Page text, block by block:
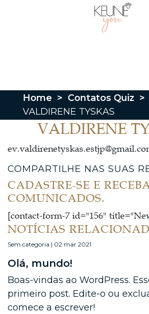
Home > Contatos Quiz >
VALDIRENE TYSKAS
VALDIRENE
COMPARTILHE NAS SUAS
CADASTRE-SE E
COMUNICADOS.
[contact-form-7 id="156"
NOTÍCIAS
Sem categoria | 02 mar 2021
Olá, mundo!
Boas-vindas ao WordPress.
primeiro post. Edite-o ou
comece a escrever!